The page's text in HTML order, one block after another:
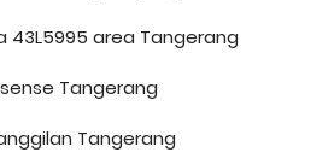
43L5995 area Tangerang
Tangerang
Tangerang